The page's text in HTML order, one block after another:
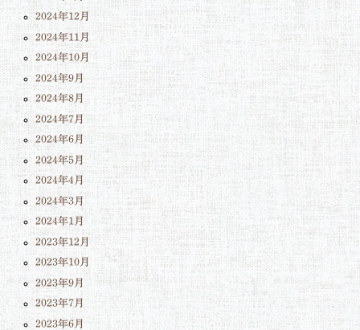
2024年12月
2024年11月
2024年10月
2024年9月
2024年8月
2024年7月
2024年6月
2024年5月
2024年4月
2024年3月
2024年1月
2023年12月
2023年10月
2023年9月
2023年7月
2023年6月